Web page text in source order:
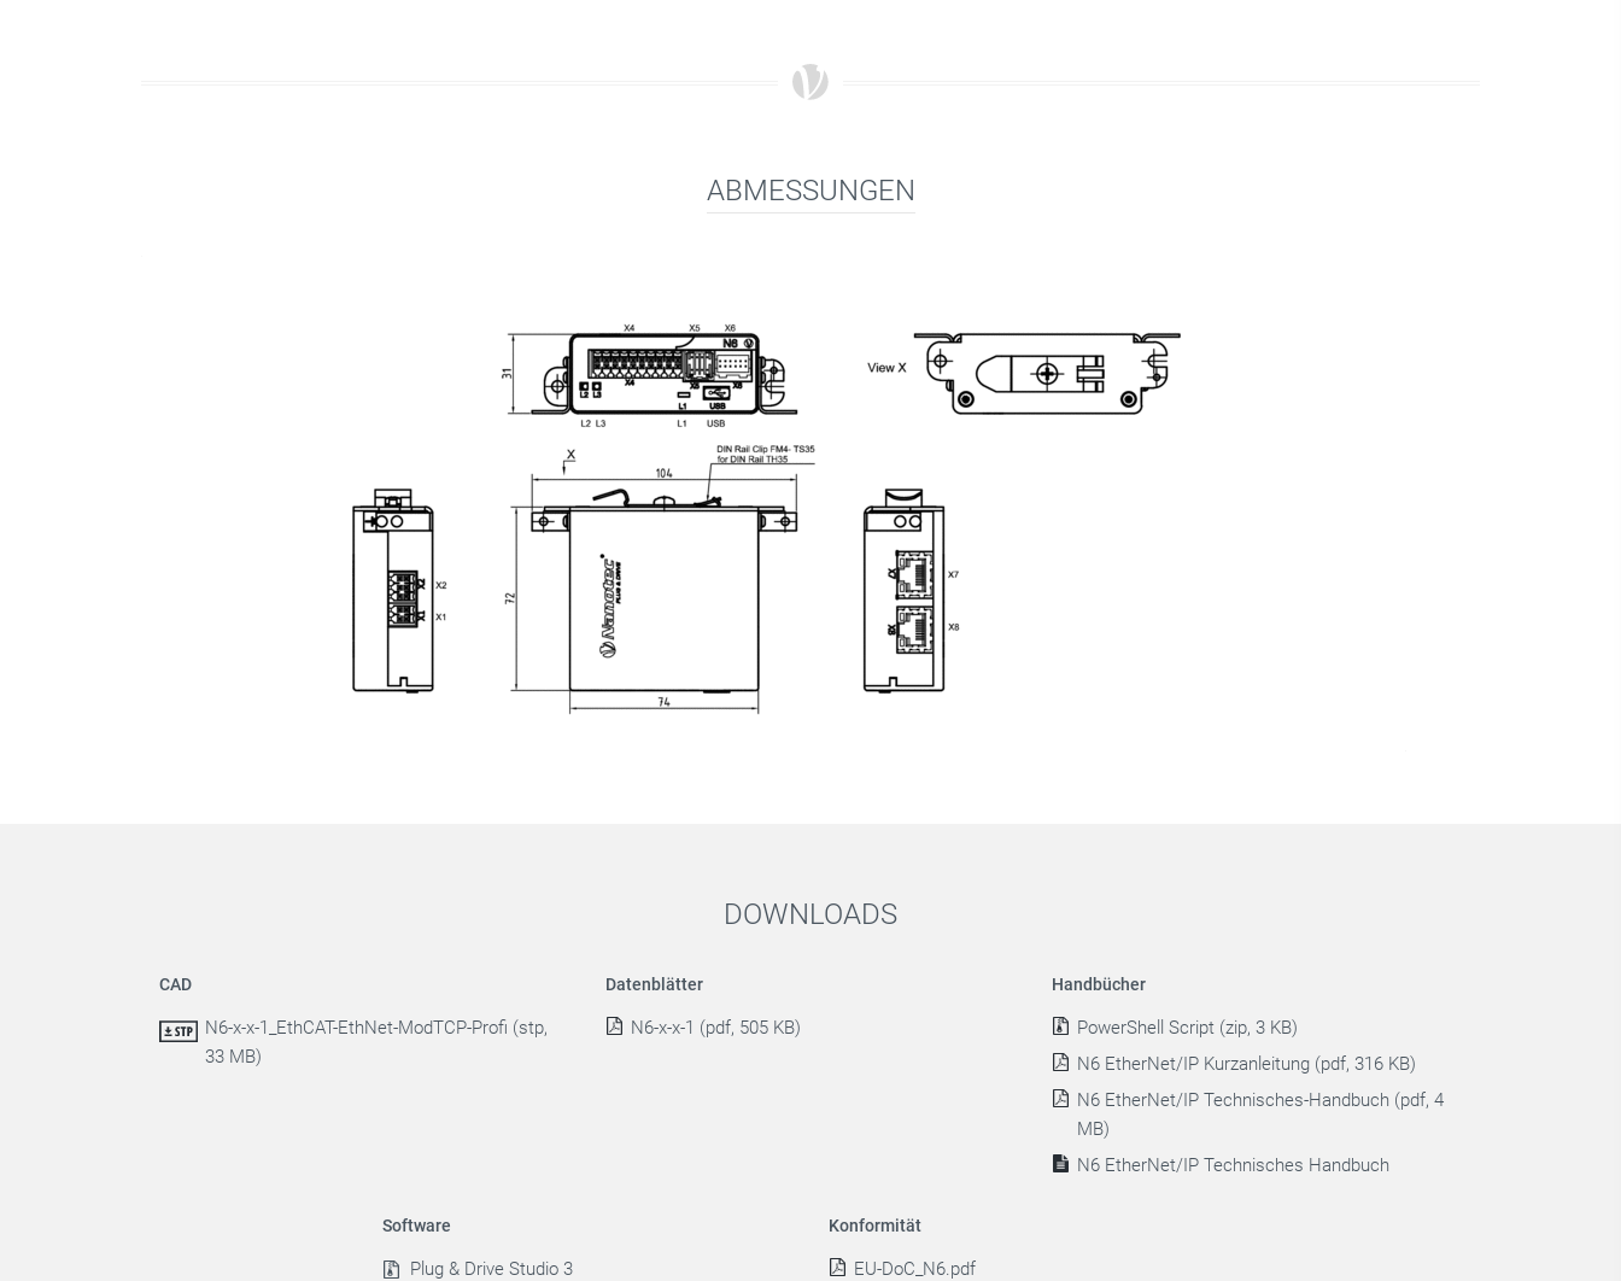
ABMESSUNGEN
DOWNLOADS
CAD
N6-x-x-1_EthCAT-EthNet-ModTCP-Profi (stp,
33 MB)
Datenblätter
N6-x-x-1 (pdf, 505 KB)
Handbücher
PowerShell Script (zip, 3 KB)
N6 EtherNet/IP Kurzanleitung (pdf, 316 KB)
N6 EtherNet/IP Technisches-Handbuch (pdf, 4
MB)
N6 EtherNet/IP Technisches Handbuch
Software
Plug & Drive Studio 3
Konformität
EU-DoC_N6.pdf